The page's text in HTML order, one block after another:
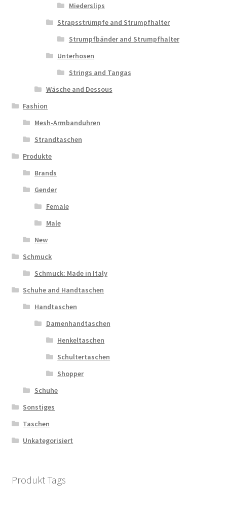
Miederslips
Strapsstrümpfe and Strumpfhalter
Strumpfbänder and Strumpfhalter
Unterhosen
Strings and Tangas
Wäsche and Dessous
Fashion
Mesh-Armbanduhren
Strandtaschen
Produkte
Brands
Gender
Female
Male
New
Schmuck
Schmuck: Made in Italy
Schuhe and Handtaschen
Handtaschen
Damenhandtaschen
Henkeltaschen
Schultertaschen
Shopper
Schuhe
Sonstiges
Taschen
Unkategorisiert
Produkt Tags